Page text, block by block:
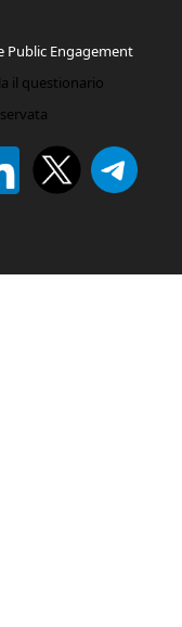
Public Engagement
il questionario